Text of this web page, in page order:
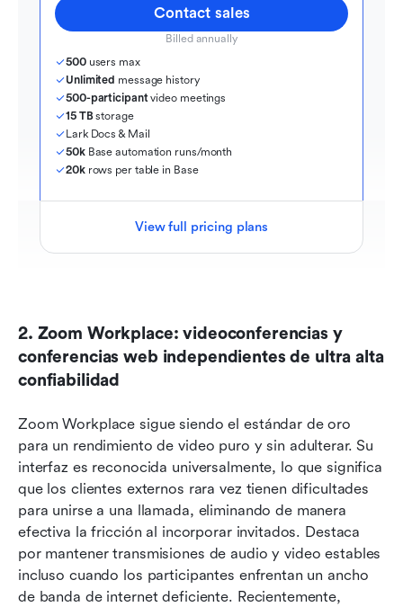
Contact sales
Billed annually
500 users max
Unlimited message history
500-participant video meetings
15 TB storage
Lark Docs & Mail
50k Base automation runs/month
20k rows per table in Base
View full pricing plans
2. Zoom Workplace: videoconferencias y
conferencias web independientes de ultra alta
confiabilidad
Zoom Workplace sigue siendo el estándar de oro
para un rendimiento de video puro y sin adulterar. Su
interfaz es reconocida universalmente, lo que significa
que los clientes externos rara vez tienen dificultades
para unirse a una llamada, eliminando de manera
efectiva la fricción al incorporar invitados. Destaca
por mantener transmisiones de audio y video estables
incluso cuando los participantes enfrentan un ancho
de banda de internet deficiente. Recientemente,